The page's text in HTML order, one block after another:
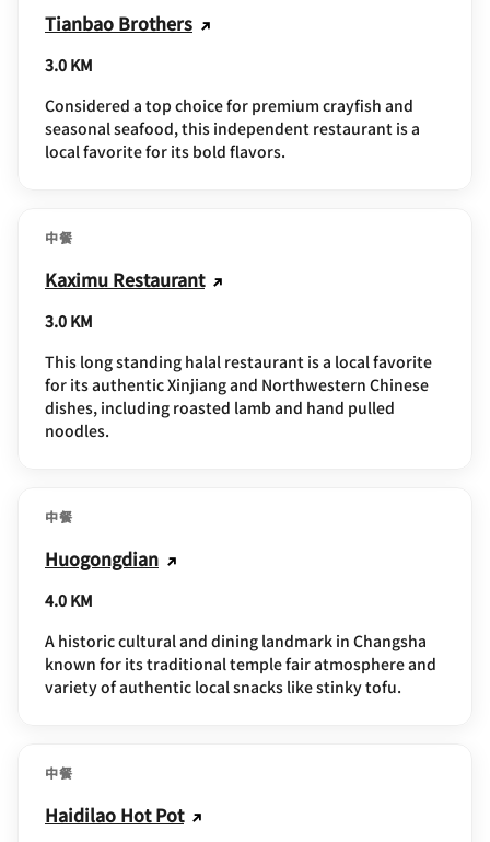
Tianbao Brothers
3.0 KM
Considered a top choice for premium crayfish and
seasonal seafood, this independent restaurant is a
local favorite for its bold flavors.
中餐
Kaximu Restaurant
3.0 KM
This long standing halal restaurant is a local favorite
for its authentic Xinjiang and Northwestern Chinese
dishes, including roasted lamb and hand pulled
noodles.
中餐
Huogongdian
4.0 KM
A historic cultural and dining landmark in Changsha
known for its traditional temple fair atmosphere and
variety of authentic local snacks like stinky tofu.
中餐
Haidilao Hot Pot